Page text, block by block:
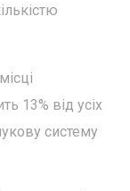
13% від усіх
систему